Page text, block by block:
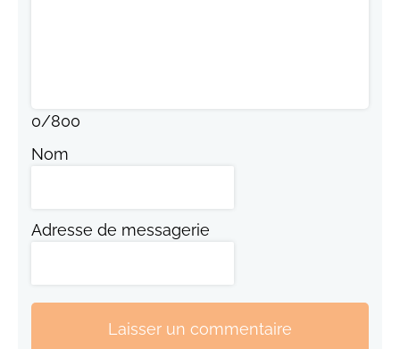
0/800
Nom
Adresse de messagerie
Laisser un commentaire